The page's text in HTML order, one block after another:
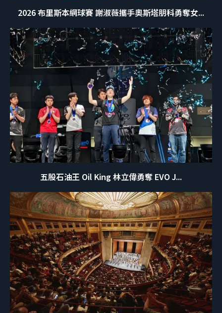
2026 布里斯本網球賽 謝淑薇攜手奧斯塔朋科勇奪女...
五股石油王 Oil King 林立偉勇奪 EVO J...